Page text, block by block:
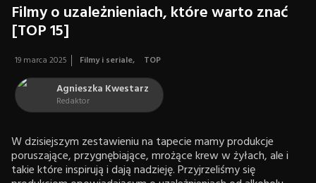
Filmy o uzależnieniach, które warto znać
[TOP 15]
19 marca 2025 Filmy i seriale, TOP
Agnieszka Kwestarz
Redaktor
W dzisiejszym zestawieniu na tapecie mamy produkcje
poruszające, przygnębiające, mrożące krew w żyłach, ale i
takie które inspirują i dają nadzieję. Przyjrzeliśmy się